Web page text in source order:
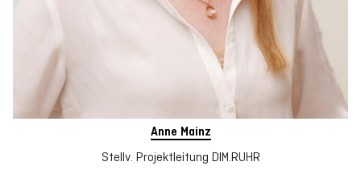
Anne Mainz
Stellv. Projektleitung DIM.RUHR